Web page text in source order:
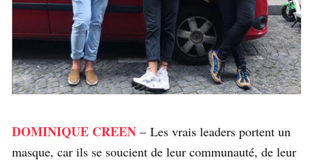
DOMINIQUE CREEN – Les vrais leaders portent un
masque, car ils se soucient de leur communauté, de leur